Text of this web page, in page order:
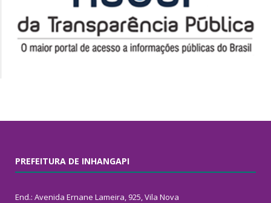
PREFEITURA DE INHANGAPI
End.: Avenida Ernane Lameira, 925, Vila Nova